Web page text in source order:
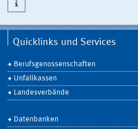
Quicklinks und Services
Berufsgenossenschaften
Unfallkassen
Landesverbände
Datenbanken